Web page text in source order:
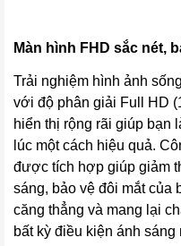
Màn hình FHD sắc nét,
Trải nghiệm hình ảnh
với độ phân giải Full HD
hiển thị rộng rãi giúp bạn
lúc một cách hiệu quả.
được tích hợp giúp giảm
sáng, bảo vệ đôi mắt của
căng thẳng và mang lại
bất kỳ điều kiện ánh sáng